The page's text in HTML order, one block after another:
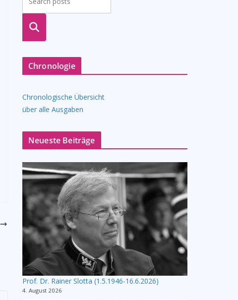
suche
Chronologie
Chronologische Übersicht
über alle Ausgaben
Neueste Beiträge
Prof. Dr. Rainer Slotta (1.5.1946-16.6.2026)
4. August 2026